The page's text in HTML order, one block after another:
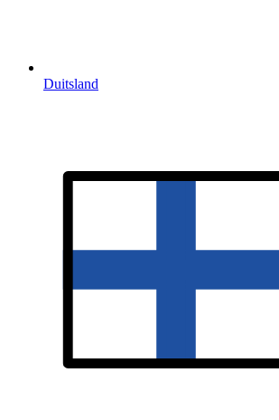
Duitsland